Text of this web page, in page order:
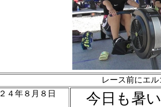
レース前にエ
２４年８月８日
今日も暑